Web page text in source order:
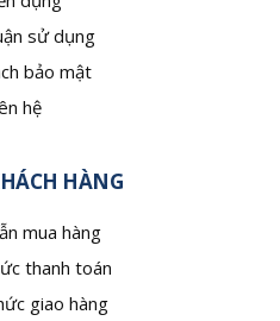
sử dụng
bảo mật
hệ
HÀNG
mua hàng
thanh toán
giao hàng